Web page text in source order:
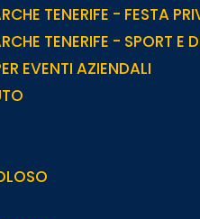
TENERIFE - FESTA
TENERIFE - SPORT E
EVENTI AZIENDALI